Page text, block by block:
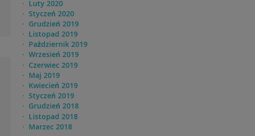
Luty 2020
Styczeń 2020
Grudzień 2019
Listopad 2019
Pażdziernik 2019
Wrzesień 2019
Czerwiec 2019
Maj 2019
Kwiecień 2019
Styczeń 2019
Grudzień 2018
Listopad 2018
Marzec 2018